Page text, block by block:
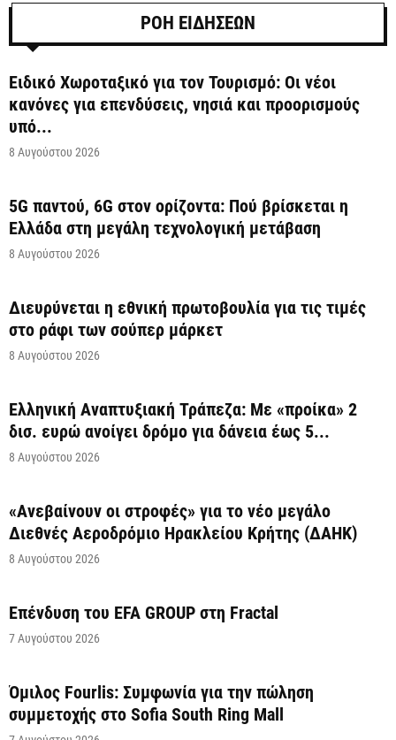
ΡΟΗ ΕΙΔΗΣΕΩΝ
Ειδικό Χωροταξικό για τον Τουρισμό: Οι νέοι
κανόνες για επενδύσεις, νησιά και προορισμούς
υπό...
8 Αυγούστου 2026
5G παντού, 6G στον ορίζοντα: Πού βρίσκεται η
Ελλάδα στη μεγάλη τεχνολογική μετάβαση
8 Αυγούστου 2026
Διευρύνεται η εθνική πρωτοβουλία για τις τιμές
στο ράφι των σούπερ μάρκετ
8 Αυγούστου 2026
Ελληνική Αναπτυξιακή Τράπεζα: Με «προίκα» 2
δισ. ευρώ ανοίγει δρόμο για δάνεια έως 5...
8 Αυγούστου 2026
«Ανεβαίνουν οι στροφές» για το νέο μεγάλο
Διεθνές Αεροδρόμιο Ηρακλείου Κρήτης (ΔΑΗΚ)
8 Αυγούστου 2026
Επένδυση του EFA GROUP στη Fractal
7 Αυγούστου 2026
Όμιλος Fourlis: Συμφωνία για την πώληση
συμμετοχής στο Sofia South Ring Mall